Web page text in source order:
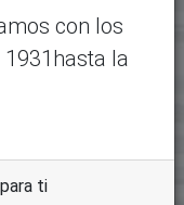
con los
la
ti